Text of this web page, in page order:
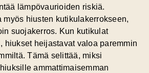
lämpövaurioiden riskiä.
myös hiusten kutikulakerrokseen,
suojakerros. Kun kutikulat
hiukset heijastavat valoa paremmin
Tämä selittää, miksi
ammattimaisemman